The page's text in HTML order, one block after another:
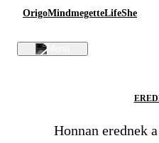
OrigoMindmegetteLifeShe
Honnan erednek